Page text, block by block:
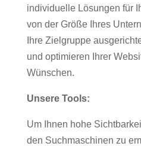
individuelle Lösungen für
von der Größe Ihres
Ihre Zielgruppe
und optimieren Ihrer
Wünschen.
Unsere Tools:
Um Ihnen hohe
den Suchmaschinen zu